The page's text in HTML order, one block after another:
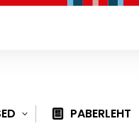
PABERLEHT